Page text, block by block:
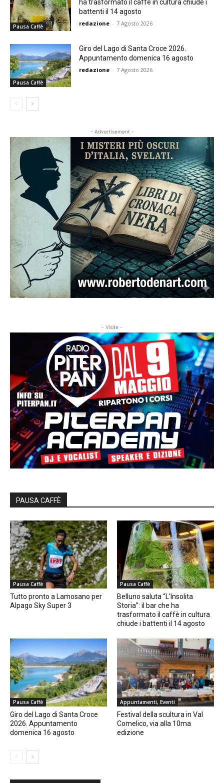
Pausa Caffè
ha trasformato il caffè in cultura chiude i
battenti il 14 agosto
redazione - 7 Agosto 2026
Pausa Caffè
Giro del Lago di Santa Croce 2026.
Appuntamento domenica 16 agosto
redazione - 7 Agosto 2026
- Advertisement -
- Visite -
PAUSA CAFFÈ
Pausa Caffè
Tutto pronto a Lamosano per
Alpago Sky Super 3
Pausa Caffè
Belluno saluta “L’Insolita
Storia”: il bar che ha
trasformato il caffè in cultura
chiude i battenti il 14 agosto
Pausa Caffè
Giro del Lago di Santa Croce
2026. Appuntamento
domenica 16 agosto
Appuntamenti, Eventi
Festival della scultura in Val
Comelico, via alla 10ma
edizione